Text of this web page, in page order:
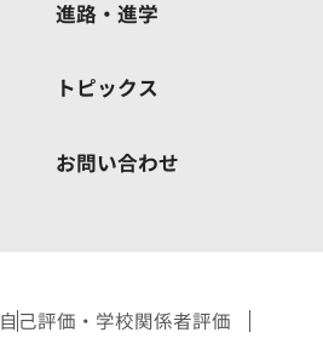
進路・進学
トピックス
お問い合わせ
自己評価・学校関係者評価